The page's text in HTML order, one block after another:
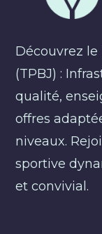
Découvrez
(TPBJ) :
qualité,
offres
niveaux.
sportive
et convivial.